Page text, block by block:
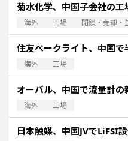
菊水化学、中国子会社の工
海外 工場 閉鎖・売却・
住友ベークライト、中国で
海外 工場
オーバル、中国で流量計の
海外 工場
日本触媒、中国JVでLiFSI